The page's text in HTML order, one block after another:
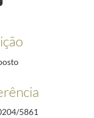
2002
2005 - Programa - Mensagens
Comemorações do 30º
sobre VIH/SIDA - Dublin - 22/
5861